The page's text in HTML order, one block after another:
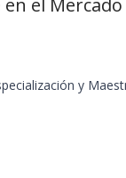
el Mercado
y